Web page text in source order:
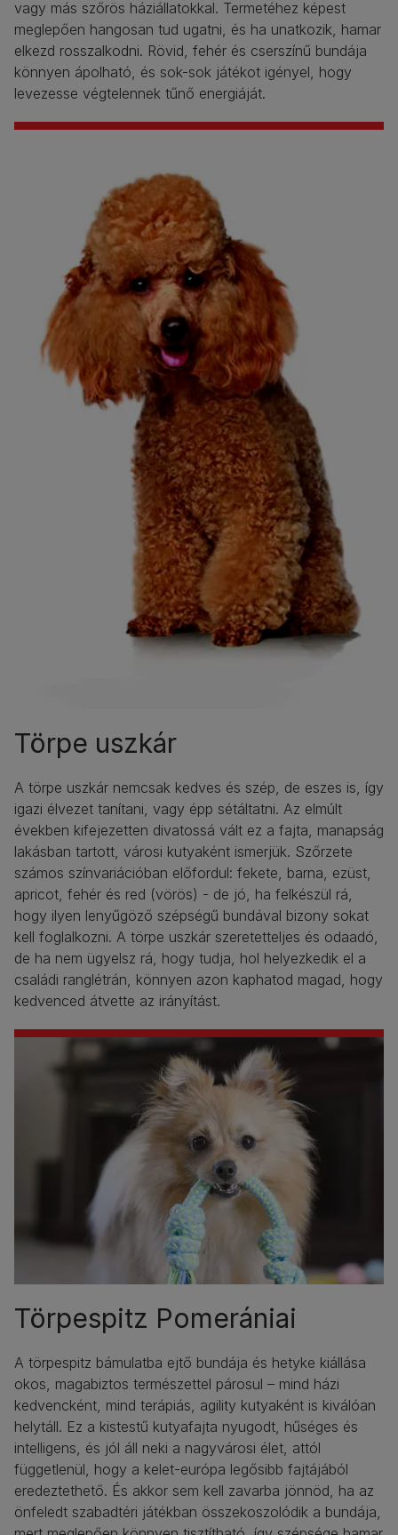
vagy más szőrös háziállatokkal. Termetéhez képest
meglepően hangosan tud ugatni, és ha unatkozik, hamar
elkezd rosszalkodni. Rövid, fehér és cserszínű bundája
könnyen ápolható, és sok-sok játékot igényel, hogy
levezesse végtelennek tűnő energiáját.
Törpe uszkár
A törpe uszkár nemcsak kedves és szép, de eszes is, így
igazi élvezet tanítani, vagy épp sétáltatni. Az elmúlt
években kifejezetten divatossá vált ez a fajta, manapság
lakásban tartott, városi kutyaként ismerjük. Szőrzete
számos színvariációban előfordul: fekete, barna, ezüst,
apricot, fehér és red (vörös) - de jó, ha felkészül rá,
hogy ilyen lenyűgöző szépségű bundával bizony sokat
kell foglalkozni. A törpe uszkár szeretetteljes és odaadó,
de ha nem ügyelsz rá, hogy tudja, hol helyezkedik el a
családi ranglétrán, könnyen azon kaphatod magad, hogy
kedvenced átvette az irányítást.
Törpespitz Pomerániai
A törpespitz bámulatba ejtő bundája és hetyke kiállása
okos, magabiztos természettel párosul – mind házi
kedvencként, mind terápiás, agility kutyaként is kiválóan
helytáll. Ez a kistestű kutyafajta nyugodt, hűséges és
intelligens, és jól áll neki a nagyvárosi élet, attól
függetlenül, hogy a kelet-európa legősibb fajtájából
eredeztethető. És akkor sem kell zavarba jönnöd, ha az
önfeledt szabadtéri játékban összekoszolódik a bundája,